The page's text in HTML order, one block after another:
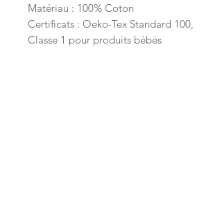
Matériau : 100% Coton
Certificats : Oeko-Tex Standard 100,
Classe 1 pour produits bébés